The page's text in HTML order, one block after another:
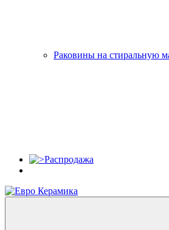
Раковины на стиральную
Распродажа